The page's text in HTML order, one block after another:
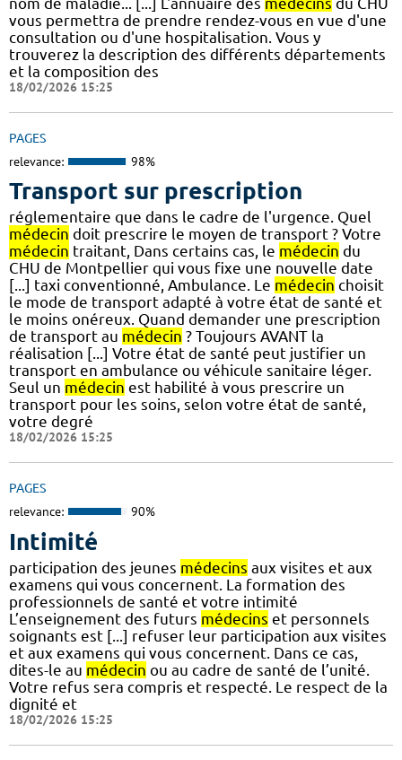
vous permettra de prendre rendez-vous en vue d'une
consultation ou d'une hospitalisation. Vous y
trouverez la description des différents départements
et la composition des
18/02/2026 15:25
PAGES
relevance: 98%
Transport sur prescription
réglementaire que dans le cadre de l'urgence. Quel
médecin doit prescrire le moyen de transport ? Votre
médecin traitant, Dans certains cas, le médecin du
CHU de Montpellier qui vous fixe une nouvelle date
[...] taxi conventionné, Ambulance. Le médecin choisit
le mode de transport adapté à votre état de santé et
le moins onéreux. Quand demander une prescription
de transport au médecin ? Toujours AVANT la
réalisation [...] Votre état de santé peut justifier un
transport en ambulance ou véhicule sanitaire léger.
Seul un médecin est habilité à vous prescrire un
transport pour les soins, selon votre état de santé,
votre degré
18/02/2026 15:25
PAGES
relevance: 90%
Intimité
participation des jeunes médecins aux visites et aux
examens qui vous concernent. La formation des
professionnels de santé et votre intimité
L’enseignement des futurs médecins et personnels
soignants est [...] refuser leur participation aux visites
et aux examens qui vous concernent. Dans ce cas,
dites-le au médecin ou au cadre de santé de l’unité.
Votre refus sera compris et respecté. Le respect de la
dignité et
18/02/2026 15:25